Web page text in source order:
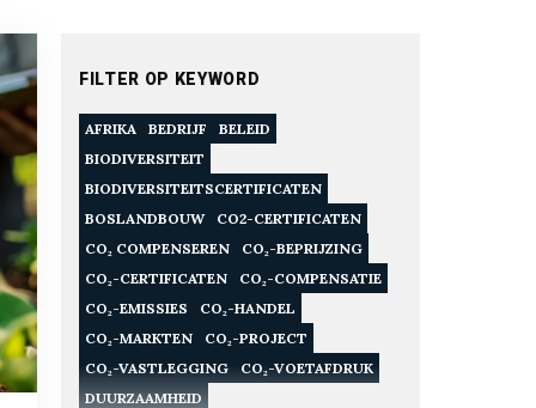
FILTER OP KEYWORD
AFRIKA BEDRIJF
BELEID
BIODIVERSITEIT
BIODIVERSITEITSCERTIFICATEN
BOSLANDBOUW
CO2-CERTIFICATEN
CO₂ COMPENSEREN
CO₂-BEPRIJZING
CO₂-CERTIFICATEN
CO₂-COMPENSATIE
CO₂-EMISSIES
CO₂-HANDEL
CO₂-MARKTEN
CO₂-PROJECT
CO₂-VASTLEGGING
CO₂-VOETAFDRUK
DUURZAAMHEID